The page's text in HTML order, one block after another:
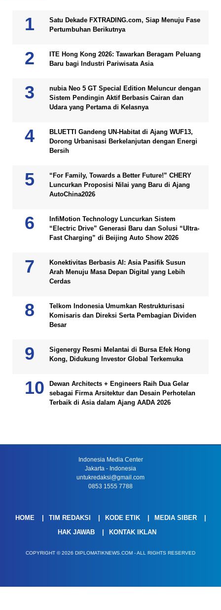
Satu Dekade FXTRADING.com, Siap Menuju Fase
Pertumbuhan Berikutnya
ITE Hong Kong 2026: Tawarkan Beragam Peluang
Baru bagi Industri Pariwisata Asia
nubia Neo 5 GT Special Edition Meluncur dengan
Sistem Pendingin Aktif Berbasis Cairan dan
Udara yang Pertama di Kelasnya
BLUETTI Gandeng UN-Habitat di Ajang WUF13,
Dorong Urbanisasi Berkelanjutan dengan Energi
Bersih
“For Family, Towards a Better Future!” CHERY
Luncurkan Proposisi Nilai yang Baru di Ajang
AutoChina2026
InfiMotion Technology Luncurkan Sistem
“Electric Drive” Generasi Baru dan Solusi “Ultra-
Fast Charging” di Beijing Auto Show 2026
Konektivitas Berbasis AI: Asia Pasifik Susun
Arah Menuju Masa Depan Digital yang Lebih
Cerdas
Telkom Indonesia Umumkan Restrukturisasi
Komisaris dan Direksi Serta Pembagian Dividen
Besar
Sigenergy Resmi Melantai di Bursa Efek Hong
Kong, Didukung Investor Global Terkemuka
Dewan Architects + Engineers Raih Dua Gelar
sebagai Firma Arsitektur dan Desain Perhotelan
Terbaik di Asia dalam Ajang AADA 2026
Indonesia Media Center
Jakarta - Indonesia
untukredaksi@gmail.com
0853 1555 7788
HOME TIM REDAKSI KODE ETIK
MEDIA SIBER
HAK JAWAB
KONTAK IKLAN
COPYRIGHT © 2026 DIPLOMATIKNEWS.COM - ALL RIGHTS RESERVED